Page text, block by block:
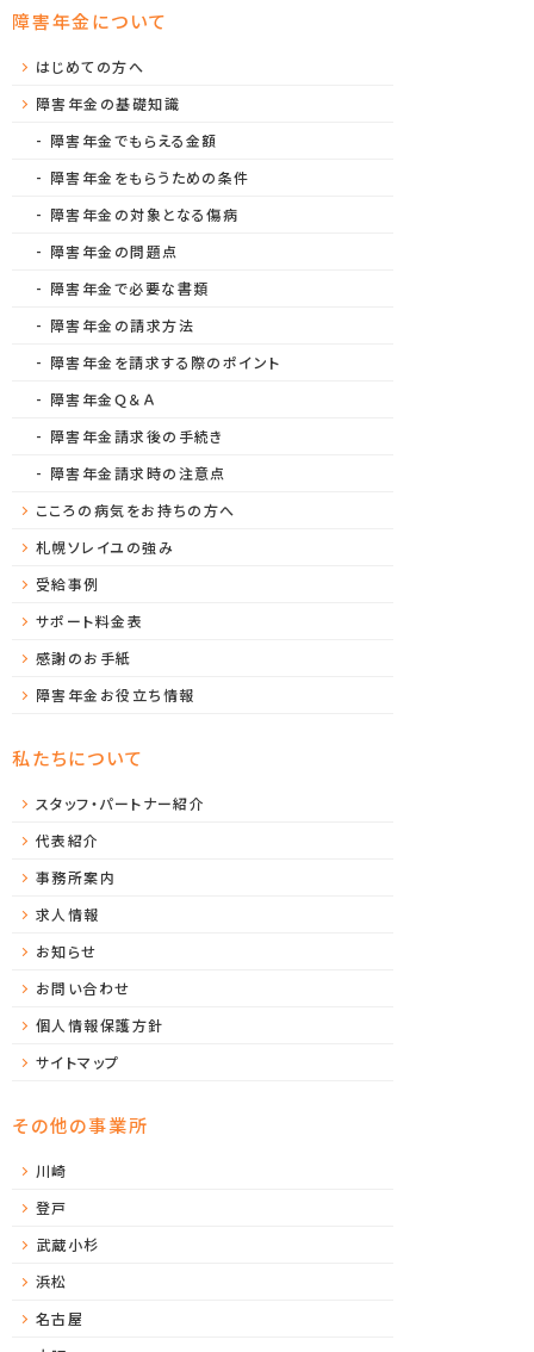
障害年金について
はじめての方へ
障害年金の基礎知識
障害年金でもらえる金額
障害年金をもらうための条件
障害年金の対象となる傷病
障害年金の問題点
障害年金で必要な書類
障害年金の請求方法
障害年金を請求する際のポイント
障害年金Ｑ＆Ａ
障害年金請求後の手続き
障害年金請求時の注意点
こころの病気をお持ちの方へ
札幌ソレイユの強み
受給事例
サポート料金表
感謝のお手紙
障害年金お役立ち情報
私たちについて
スタッフ・パートナー紹介
代表紹介
事務所案内
求人情報
お知らせ
お問い合わせ
個人情報保護方針
サイトマップ
その他の事業所
川崎
登戸
武蔵小杉
浜松
名古屋